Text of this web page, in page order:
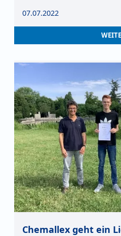
07.07.2022
Chemallex geht ein